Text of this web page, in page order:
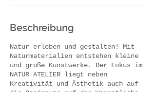
Beschreibung
Natur erleben und gestalten! Mit
Naturmaterialien entstehen kleine
und große Kunstwerke. Der Fokus im
NATUR ATELIER liegt neben
Kreativität und Ästhetik auch auf